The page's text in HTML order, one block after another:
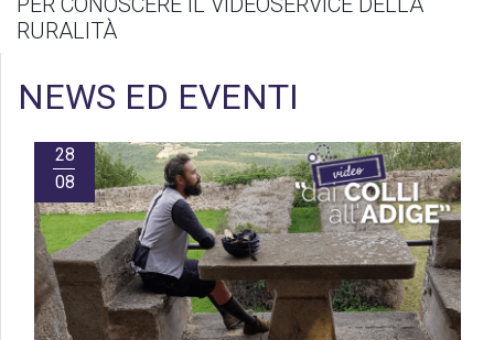
RURALITÀ
NEWS ED EVENTI
28
08